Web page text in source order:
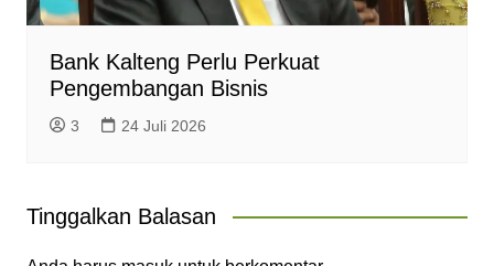
Bank Kalteng Perlu Perkuat
Pengembangan Bisnis
3 24 Juli 2026
Tinggalkan Balasan